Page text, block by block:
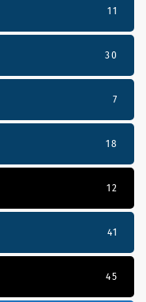
11
30
7
18
12
41
45